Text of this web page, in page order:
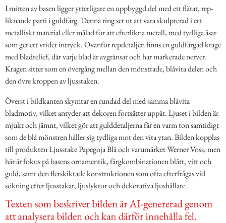
I mitten av basen ligger ytterligare en uppbyggd del med ett flätat, rep-
liknande parti i guldfärg. Denna ring ser ut att vara skulpterad i ett
metalliskt material eller målad för att efterlikna metall, med tydliga åsar
som ger ett vridet intryck. Ovanför repdetaljen finns en guldfärgad krage
med bladrelief, där varje blad är avgränsat och har markerade nerver.
Kragen sitter som en övergång mellan den mönstrade, blåvita delen och
den övre kroppen av ljusstaken.
Överst i bildkanten skymtar en rundad del med samma blåvita
bladmotiv, vilket antyder att dekoren fortsätter uppåt. Ljuset i bilden är
mjukt och jämnt, vilket gör att gulddetaljerna får en varm ton samtidigt
som de blå mönstren håller sig tydliga mot den vita ytan. Bilden kopplas
till produkten Ljusstake Papegoja Blå och varumärket Werner Voss, men
här är fokus på basens ornamentik, färgkombinationen blått, vitt och
guld, samt den flerskiktade konstruktionen som ofta efterfrågas vid
sökning efter ljusstakar, ljuslyktor och dekorativa ljushållare.